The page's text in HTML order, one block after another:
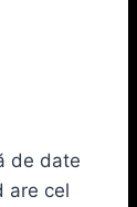
de date
are cel